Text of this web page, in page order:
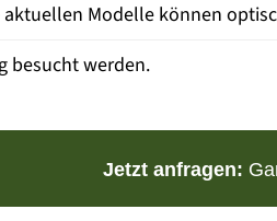
Modelle können
besucht werden.
Jetzt anfragen: